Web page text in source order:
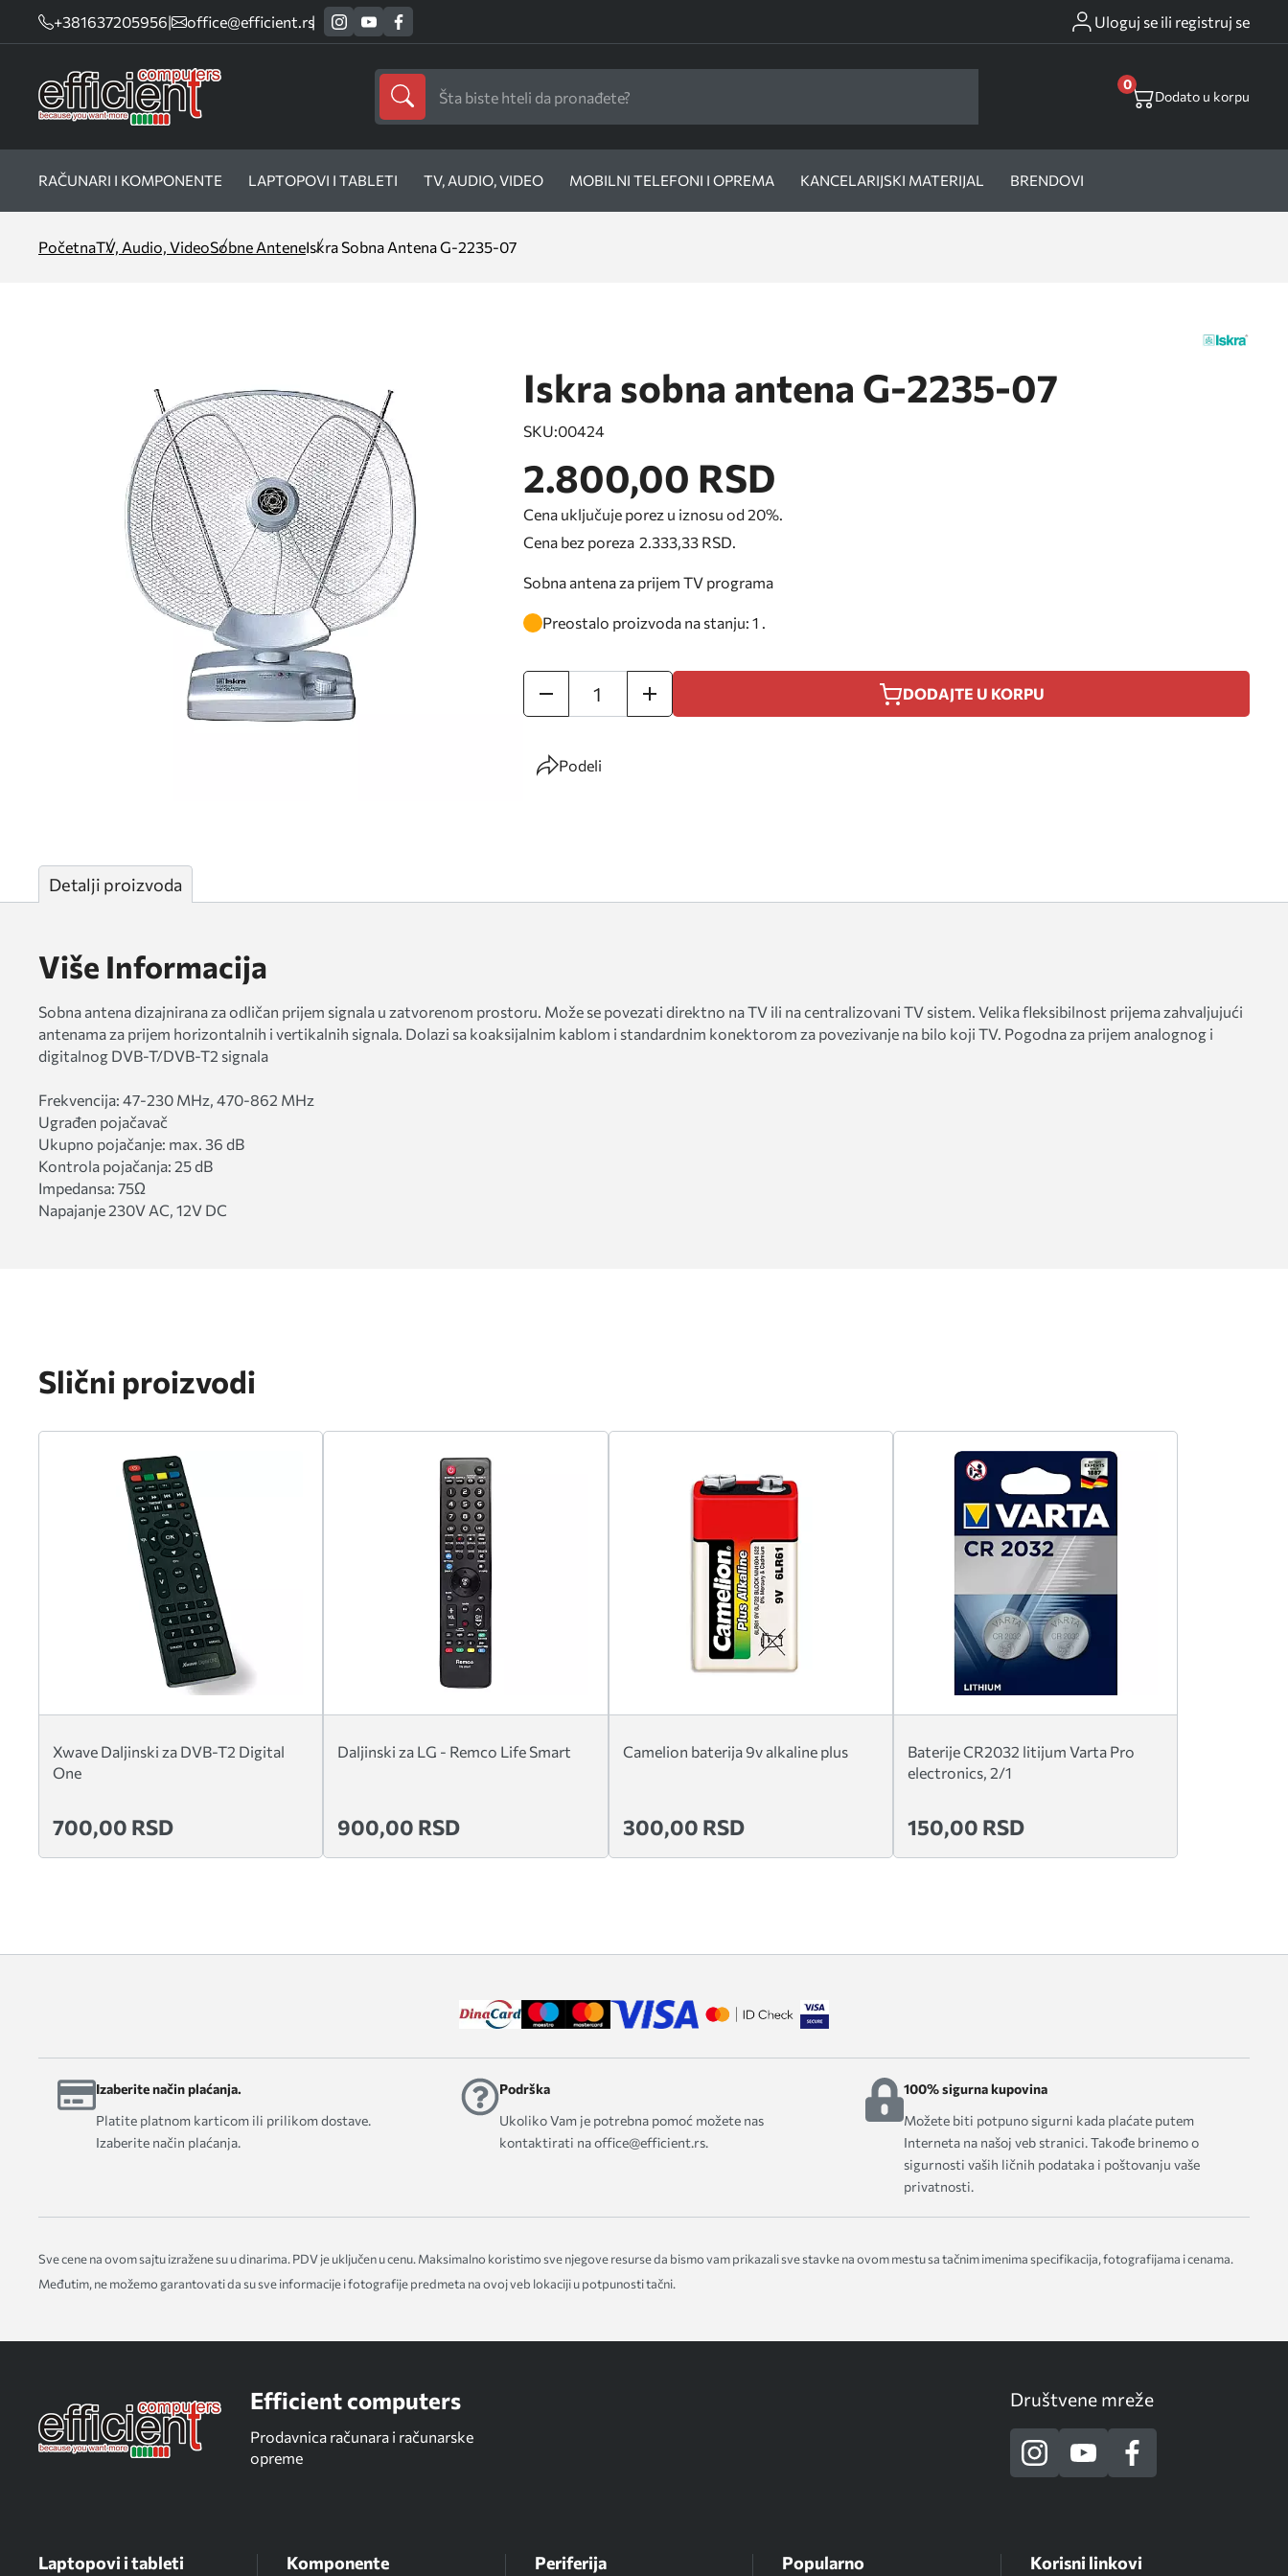
+381637205956| office@efficient.rs Uloguj se ili registruj se
0
Dodato u korpu
RAČUNARI I KOMPONENTE LAPTOPOVI I TABLETI TV, AUDIO, VIDEO MOBILNI TELEFONI I OPREMA KANCELARIJSKI MATERIJAL BRENDOVI
PočetnaTV, Audio, VideoSobne AnteneIskra Sobna Antena G-2235-07
Iskra sobna antena G-2235-07
SKU:00424
2.800,00 RSD
Cena uključuje porez u iznosu od 20%.
Cena bez poreza 2.333,33 RSD.
Sobna antena za prijem TV programa
Preostalo proizvoda na stanju: 1 .
DODAJTE U KORPU
Podeli
Detalji proizvoda
Više Informacija
Sobna antena dizajnirana za odličan prijem signala u zatvorenom prostoru. Može se povezati direktno na TV ili na centralizovani TV sistem. Velika fleksibilnost prijema zahvaljujući
antenama za prijem horizontalnih i vertikalnih signala. Dolazi sa koaksijalnim kablom i standardnim konektorom za povezivanje na bilo koji TV. Pogodna za prijem analognog i
digitalnog DVB-T/DVB-T2 signala
Frekvencija: 47-230 MHz, 470-862 MHz
Ugrađen pojačavač
Ukupno pojačanje: max. 36 dB
Kontrola pojačanja: 25 dB
Impedansa: 75Ω
Napajanje 230V AC, 12V DC
Slični proizvodi
Xwave Daljinski za DVB-T2 Digital
One
700,00 RSD
Daljinski za LG - Remco Life Smart
900,00 RSD
Camelion baterija 9v alkaline plus
300,00 RSD
Baterije CR2032 litijum Varta Pro
electronics, 2/1
150,00 RSD
Izaberite način plaćanja.
Platite platnom karticom ili prilikom dostave.
Izaberite način plaćanja.
Podrška
Ukoliko Vam je potrebna pomoć možete nas
kontaktirati na office@efficient.rs.
100% sigurna kupovina
Možete biti potpuno sigurni kada plaćate putem
Interneta na našoj veb stranici. Takođe brinemo o
sigurnosti vaših ličnih podataka i poštovanju vaše
privatnosti.
Sve cene na ovom sajtu izražene su u dinarima. PDV je uključen u cenu. Maksimalno koristimo sve njegove resurse da bismo vam prikazali sve stavke na ovom mestu sa tačnim imenima specifikacija, fotografijama i cenama.
Međutim, ne možemo garantovati da su sve informacije i fotografije predmeta na ovoj veb lokaciji u potpunosti tačni.
Efficient computers
Prodavnica računara i računarske
opreme
Društvene mreže
Laptopovi i tableti Komponente Periferija Popularno Korisni linkovi